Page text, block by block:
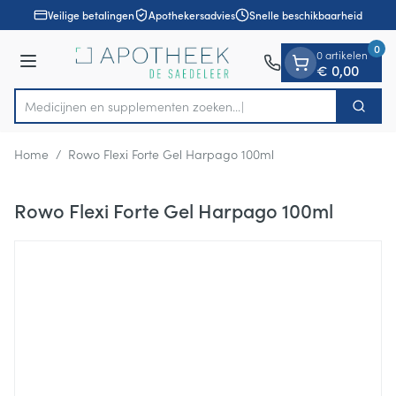
Ga naar de inhoud
1 van 1Veilige betalingen Apothekersadvies Snelle beschikbaarheid
Menu
Product, merk, categorie...
Medicijnen en supplementen zoeken... Zoek
0 artikelen
€ 0,00
0
Home / Rowo Flexi Forte Gel Harpago 100ml
Rowo Flexi Forte Gel Harpago 100ml